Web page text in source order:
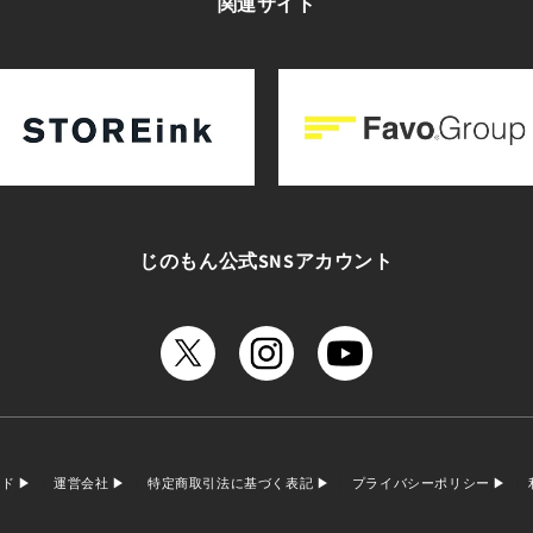
じのもん公式SNSアカウント
運営会社 特定商取引法に基づく表記 プライバシーポリシー